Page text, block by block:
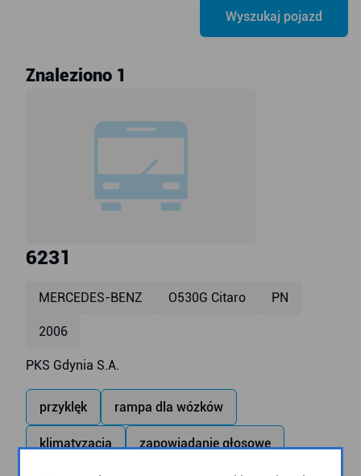
Znaleziono 1
6231
MERCEDES-BENZ O530G Citaro PN
2006
PKS Gdynia S.A.
przyklęk rampa dla wózków
klimatyzacja zapowiadanie głosowe